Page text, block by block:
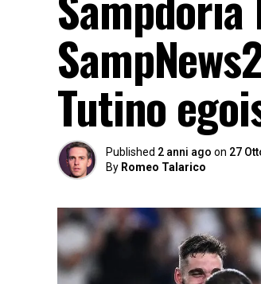
Tutino
Published 2 anni ago on 27
By Romeo Talarico